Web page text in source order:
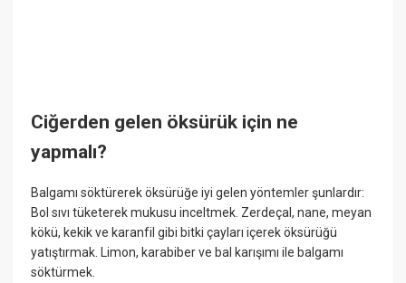
Ciğerden gelen öksürük için ne
yapmalı?
Balgamı söktürerek öksürüğe iyi gelen yöntemler şunlardır:
Bol sıvı tüketerek mukusu inceltmek. Zerdeçal, nane, meyan
kökü, kekik ve karanfil gibi bitki çayları içerek öksürüğü
yatıştırmak. Limon, karabiber ve bal karışımı ile balgamı
söktürmek.